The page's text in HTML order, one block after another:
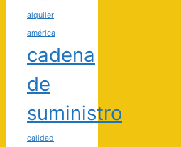
alquiler
américa
cadena
de
suministro
calidad